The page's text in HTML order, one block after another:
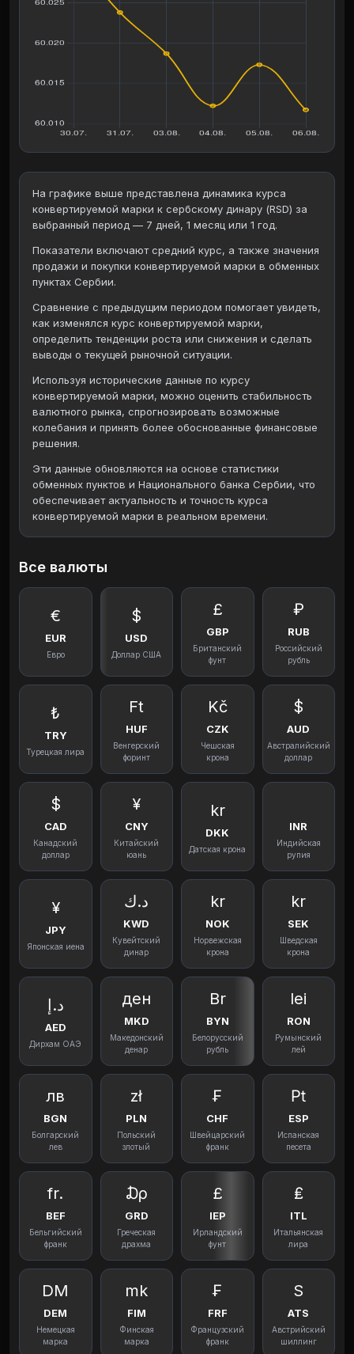
На графике выше представлена динамика курса
конвертируемой марки к сербскому динару (RSD) за
выбранный период — 7 дней, 1 месяц или 1 год.
Показатели включают средний курс, а также значения
продажи и покупки конвертируемой марки в обменных
пунктах Сербии.
Сравнение с предыдущим периодом помогает увидеть,
как изменялся курс конвертируемой марки,
определить тенденции роста или снижения и сделать
выводы о текущей рыночной ситуации.
Используя исторические данные по курсу
конвертируемой марки, можно оценить стабильность
валютного рынка, спрогнозировать возможные
колебания и принять более обоснованные финансовые
решения.
Эти данные обновляются на основе статистики
обменных пунктов и Национального банка Сербии, что
обеспечивает актуальность и точность курса
конвертируемой марки в реальном времени.
Все валюты
€
EUR
Евро
$
USD
Доллар США
£
GBP
Британский
фунт
₽
RUB
Российский
рубль
₺
TRY
Турецкая лира
Ft
HUF
Венгерский
форинт
Kč
CZK
Чешская
крона
$
AUD
Австралийский
доллар
$
CAD
Канадский
доллар
¥
CNY
Китайский
юань
kr
DKK
Датская крона
INR
Индийская
рупия
¥
JPY
Японская иена
د.ك
KWD
Кувейтский
динар
kr
NOK
Норвежская
крона
kr
SEK
Шведская
крона
د.إ
AED
Дирхам ОАЭ
ден
MKD
Македонский
денар
Br
BYN
Белорусский
рубль
lei
RON
Румынский
лей
лв
BGN
Болгарский
лев
zł
PLN
Польский
злотый
₣
CHF
Швейцарский
франк
₧
ESP
Испанская
песета
fr.
BEF
Бельгийский
франк
₯
GRD
Греческая
драхма
£
IEP
Ирландский
фунт
₤
ITL
Итальянская
лира
DM
DEM
Немецкая
марка
mk
FIM
Финская
марка
₣
FRF
Французский
франк
S
ATS
Австрийский
шиллинг